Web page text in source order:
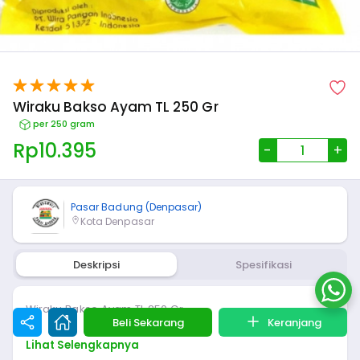
Wiraku Bakso Ayam TL 250 Gr
per 250 gram
Rp10.395 - +
Pasar Badung (Denpasar)
Kota Denpasar
Deskripsi Spesifikasi
Wiraku Bakso Ayam TL 250 Gr
Lihat Selengkapnya
Beli Sekarang Keranjang